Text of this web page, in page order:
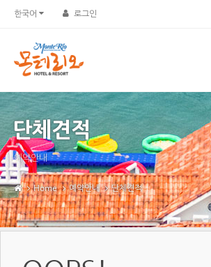
한국어 로그인
단체견적
예약안내
Home 예약안내 단체견적